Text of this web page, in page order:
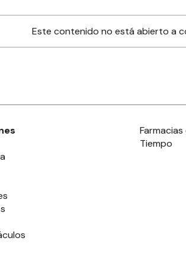
Este contenido no está abierto a
Tiempo